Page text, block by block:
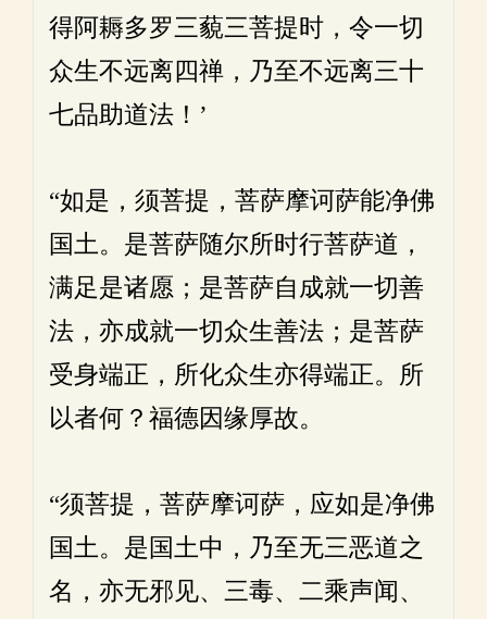
得阿耨多罗三藐三菩提时，令一切
众生不远离四禅，乃至不远离三十
七品助道法！’
“如是，须菩提，菩萨摩诃萨能净佛
国土。是菩萨随尔所时行菩萨道，
满足是诸愿；是菩萨自成就一切善
法，亦成就一切众生善法；是菩萨
受身端正，所化众生亦得端正。所
以者何？福德因缘厚故。
“须菩提，菩萨摩诃萨，应如是净佛
国土。是国土中，乃至无三恶道之
名，亦无邪见、三毒、二乘声闻、